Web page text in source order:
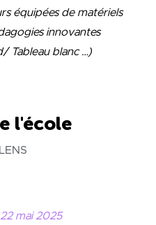
l'école
équipées de matériels
innovantes
Tableau blanc …)
mai 2025